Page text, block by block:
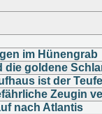
im Hünengrab
die goldene
ist der
Zeugin
nach Atlantis